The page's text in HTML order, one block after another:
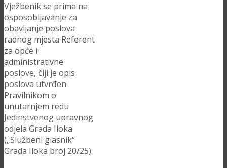
Vježbenik se prima na
osposobljavanje za
obavljanje poslova
radnog mjesta Referent
za opće i
administrativne
poslove, čiji je opis
poslova utvrđen
Pravilnikom o
unutarnjem redu
Jedinstvenog upravnog
odjela Grada Iloka
(„Službeni glasnik“
Grada Iloka broj 20/25).